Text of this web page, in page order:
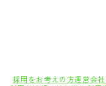
採用をお考えの方運営会社